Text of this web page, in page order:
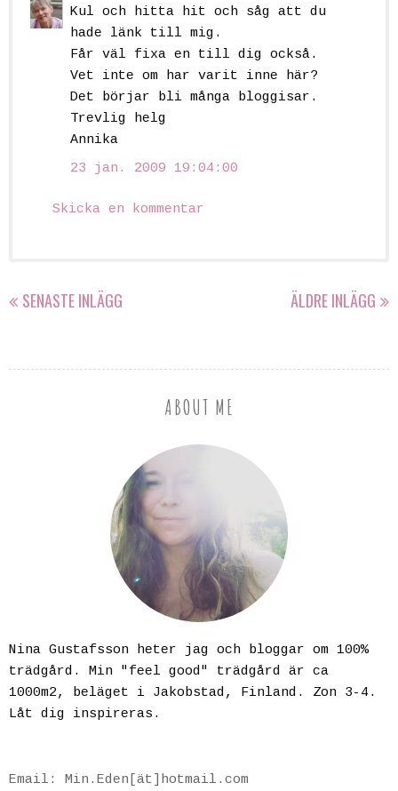
Kul och hitta hit och såg att du
hade länk till mig.
Får väl fixa en till dig också.
Vet inte om har varit inne här?
Det börjar bli många bloggisar.
Trevlig helg
Annika
23 jan. 2009 19:04:00
Skicka en kommentar
SENASTE INLÄGG ÄLDRE INLÄGG
ABOUT ME
Nina Gustafsson heter jag och bloggar om 100%
trädgård. Min "feel good" trädgård är ca
1000m2, beläget i Jakobstad, Finland. Zon 3-4.
Låt dig inspireras.
Email: Min.Eden[ät]hotmail.com